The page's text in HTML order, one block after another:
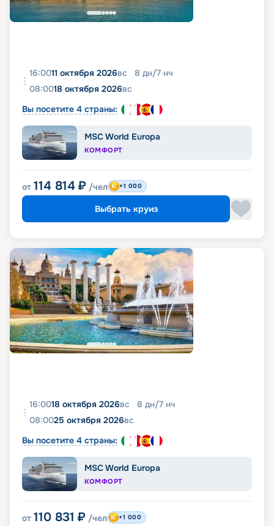
16:0011 октября 2026вс 8 дн/7 нч
08:0018 октября 2026вс
Вы посетите 4 страны:
MSC World Europa
КОМФОРТ
от 114 814 ₽ /чел +1 000
Выбрать круиз
16:0018 октября 2026вс 8 дн/7 нч
08:0025 октября 2026вс
Вы посетите 4 страны:
MSC World Europa
КОМФОРТ
от 110 831 ₽ /чел +1 000